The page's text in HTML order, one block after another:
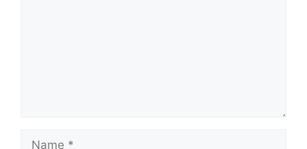
Name